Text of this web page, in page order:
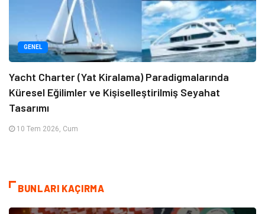
GENEL
Yacht Charter (Yat Kiralama) Paradigmalarında
Küresel Eğilimler ve Kişiselleştirilmiş Seyahat
Tasarımı
10 Tem 2026, Cum
BUNLARI KAÇIRMA